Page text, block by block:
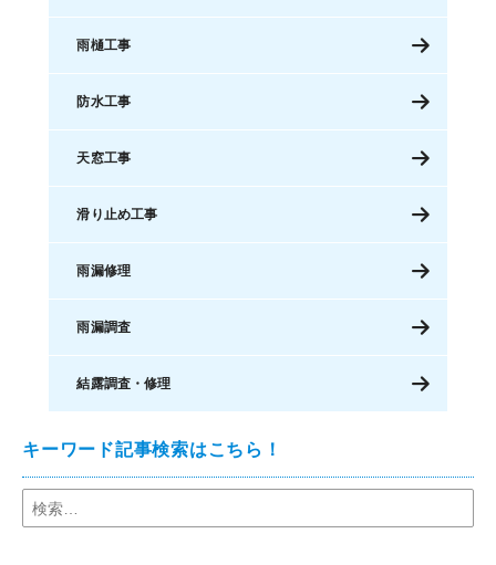
雨樋工事
防水工事
天窓工事
滑り止め工事
雨漏修理
雨漏調査
結露調査・修理
キーワード記事検索はこちら！